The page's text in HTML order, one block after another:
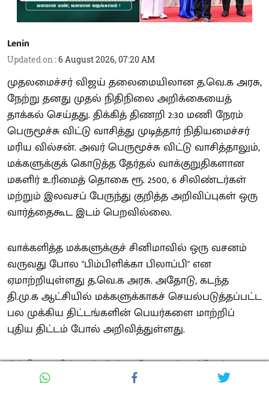
Lenin
Updated on :6 August 2026, 07:20 AM
முதலமைச்சர் விஜய் தலைமையிலான த.வெ.க அரசு,
நேற்று தனது முதல் நிதிநிலை அறிக்கையைத்
தாக்கல் செய்தது. திக்கித் திணறி 2:30 மணி நேரம்
பெருமூச்சு விட்டு வாசித்து முடித்தார் நிதியமைச்சர்
மரிய வில்சன். அவர் பெருமூச்சு விட்டு வாசித்தாலும்,
மக்களுக்குக் கொடுத்த தேர்தல் வாக்குறுதிகளான
மகளிர் உரிமைத் தொகை ரூ. 2500, 6 சிலிண்டர்கள்
மற்றும் இலவசப் பேருந்து குறித்த அறிவிப்புகள் ஒரு
வார்த்தைகூட இடம் பெறவில்லை.
வாக்களித்த மக்களுக்குச் சினிமாவில் ஒரு வசனம்
வருவது போல "பிம்பிளிக்கா பிலாப்பி" என
ஏமாற்றியுள்ளது த.வெ.க அரசு. அதோடு, கடந்த
தி.மு.க ஆட்சியில் மக்களுக்காகச் செயல்படுத்தப்பட்ட
பல முக்கிய திட்டங்களின் பெயர்களை மாற்றிப்
புதிய திட்டம் போல் அறிவித்துள்ளது.
இந்நிலையில்தான் இன்று வேளாண் பட்ஜெட்டை
அமைச்சர் வினோத் தாக்கல் செய்தார். இதிலாவது